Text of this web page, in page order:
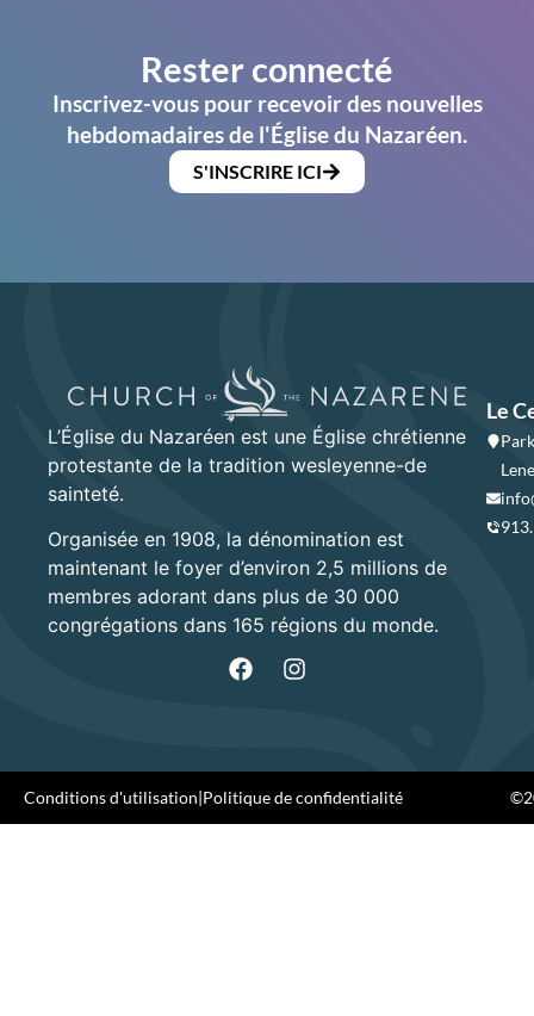
Rester connecté
Inscrivez-vous pour recevoir des nouvelles
hebdomadaires de l'Église du Nazaréen.
S'INSCRIRE ICI
L’Église du Nazaréen est une Église chrétienne
protestante de la tradition wesleyenne-de
sainteté.
Organisée en 1908, la dénomination est
maintenant le foyer d’environ 2,5 millions de
membres adorant dans plus de 30 000
congrégations dans 165 régions du monde.
Le
Conditions d'utilisation|Politique de confidentialité